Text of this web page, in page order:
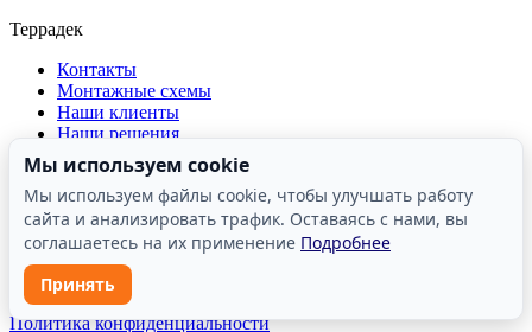
Террадек
Контакты
Монтажные схемы
Наши клиенты
Наши решения
Отзывы о компании
Производство
Реквизиты
Сертификаты и лицензии
ООО «Террасные решения» | ИНН: 7731482610
Политика конфиденциальности
Мы используем cookie
Мы используем файлы cookie, чтобы улучшать работу
сайта и анализировать трафик. Оставаясь с нами, вы
соглашаетесь на их применение Подробнее
Принять